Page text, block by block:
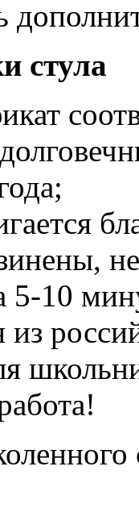
стула
5-10
из